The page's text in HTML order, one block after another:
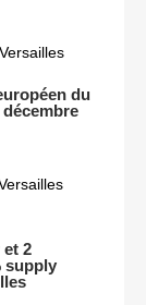
du
et 2
supply